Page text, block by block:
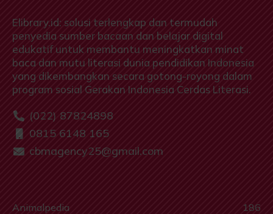
Elibrary.id: solusi terlengkap dan termudah
penyedia sumber bacaan dan belajar digital
edukatif untuk membantu meningkatkan minat
baca dan mutu literasi dunia pendidikan Indonesia
yang dikembangkan secara gotong-royong dalam
program sosial Gerakan Indonesia Cerdas Literasi.
(022) 87824898
0815 6148 165
cbmagency25@gmail.com
Animalpedia
186